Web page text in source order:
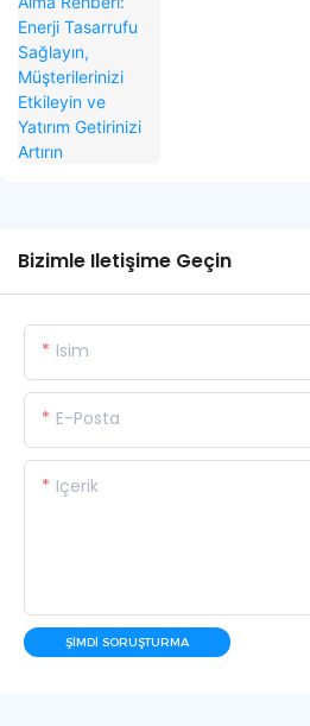
Bizimle Iletişime Geçin
Isim
E-Posta
Içerik
ŞIMDI SORUŞTURMA